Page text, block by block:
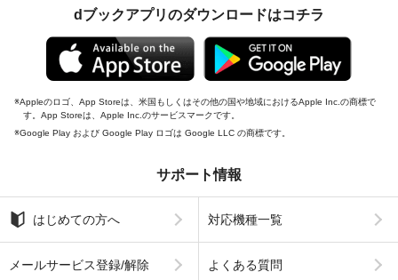
dブックアプリのダウンロードはコチラ
Appleのロゴ、App Storeは、米国もしくはその他の国や地域におけるApple Inc.の商標で
す。App Storeは、Apple Inc.のサービスマークです。
Google Play および Google Play ロゴは Google LLC の商標です。
サポート情報
はじめての方へ 対応機種一覧
メールサービス登録/解除 よくある質問